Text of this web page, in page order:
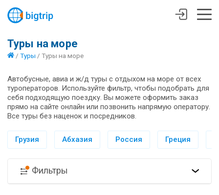
Туры на море
/ Туры / Туры на море
Автобусные, авиа и ж/д туры с отдыхом на море от всех
туроператоров. Используйте фильтр, чтобы подобрать для
себя подходящую поездку. Вы можете оформить заказ
прямо на сайте онлайн или позвонить напрямую оператору.
Все туры без наценок и посредников.
Грузия Абхазия Россия Греция
Фильтры